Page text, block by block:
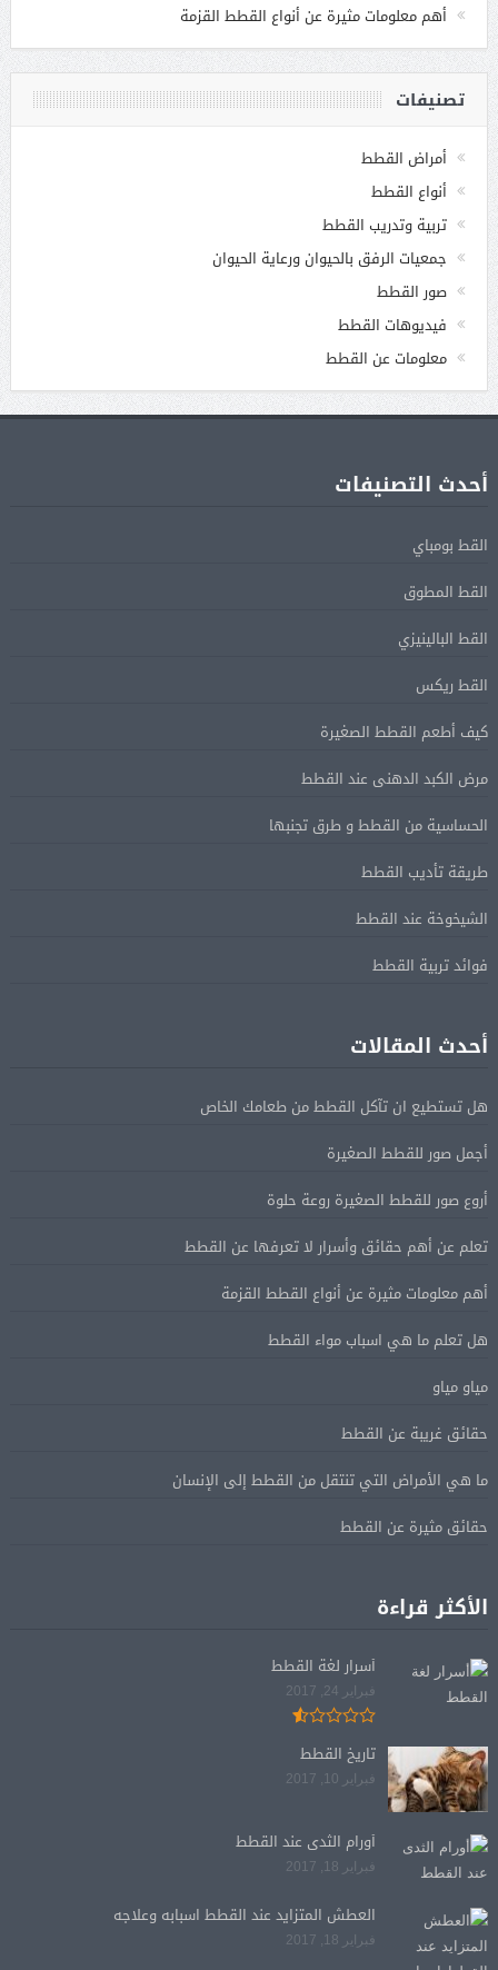
أهم معلومات مثيرة عن أنواع القطط القزمة
تصنيفات
أمراض القطط
أنواع القطط
تربية وتدريب القطط
جمعيات الرفق بالحيوان ورعاية الحيوان
صور القطط
فيديوهات القطط
معلومات عن القطط
أحدث التصنيفات
القط بومباي
القط المطوق
القط البالينيزي
القط ريكس
كيف أطعم القطط الصغيرة
مرض الكبد الدهنى عند القطط
الحساسية من القطط و طرق تجنبها
طريقة تأديب القطط
الشيخوخة عند القطط
فوائد تربية القطط
أحدث المقالات
هل تستطيع ان تآكل القطط من طعامك الخاص
أجمل صور للقطط الصغيرة
أروع صور للقطط الصغيرة روعة حلوة
تعلم عن أهم حقائق وأسرار لا تعرفها عن القطط
أهم معلومات مثيرة عن أنواع القطط القزمة
هل تعلم ما هي اسباب مواء القطط
مياو مياو
حقائق غريبة عن القطط
ما هي الأمراض التي تنتقل من القطط إلى الإنسان
حقائق مثيرة عن القطط
الأكثر قراءة
أسرار لغة القطط
فبراير 24, 2017
تاريخ القطط
فبراير 10, 2017
أورام الثدى عند القطط
فبراير 18, 2017
العطش المتزايد عند القطط اسبابه وعلاجه
فبراير 18, 2017